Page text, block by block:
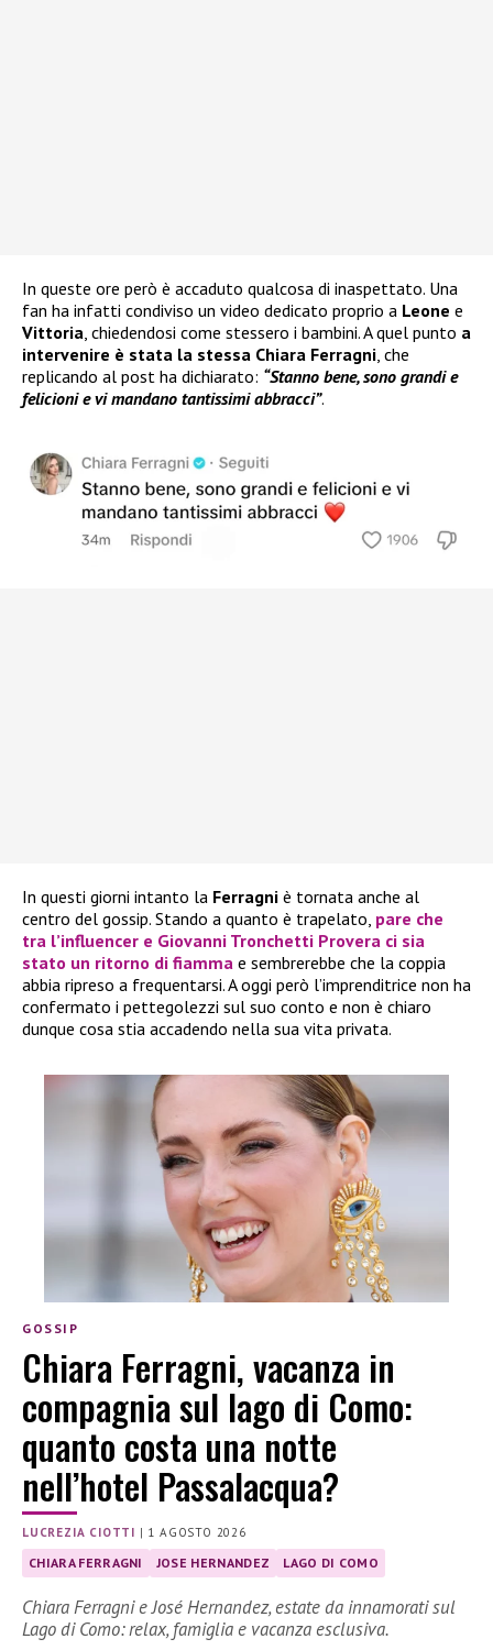
In queste ore però è accaduto qualcosa di inaspettato. Una
fan ha infatti condiviso un video dedicato proprio a Leone e
Vittoria, chiedendosi come stessero i bambini. A quel punto a
intervenire è stata la stessa Chiara Ferragni, che
replicando al post ha dichiarato: “Stanno bene, sono grandi e
felicioni e vi mandano tantissimi abbracci”.
In questi giorni intanto la Ferragni è tornata anche al
centro del gossip. Stando a quanto è trapelato, pare che
tra l’influencer e Giovanni Tronchetti Provera ci sia
stato un ritorno di fiamma e sembrerebbe che la coppia
abbia ripreso a frequentarsi. A oggi però l’imprenditrice non ha
confermato i pettegolezzi sul suo conto e non è chiaro
dunque cosa stia accadendo nella sua vita privata.
GOSSIP
Chiara Ferragni, vacanza in
compagnia sul lago di Como:
quanto costa una notte
nell’hotel Passalacqua?
LUCREZIA CIOTTI | 1 AGOSTO 2026
CHIARA FERRAGNI JOSE HERNANDEZ LAGO DI COMO
Chiara Ferragni e José Hernandez, estate da innamorati sul
Lago di Como: relax, famiglia e vacanza esclusiva.